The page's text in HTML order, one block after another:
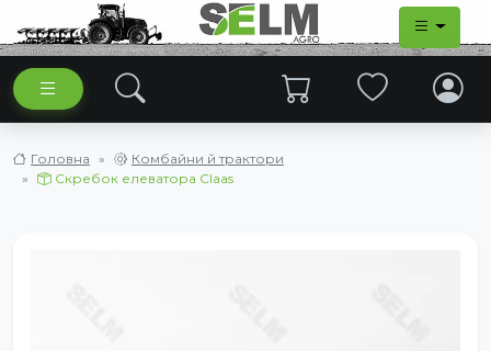
Головна
Комбайни й трактори
Скребок елеватора Claas